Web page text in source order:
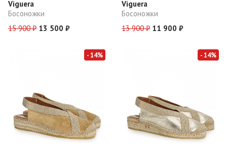
Viguera
Босоножки
15 900 ₽ 13 500 ₽
Viguera
Босоножки
13 900 ₽ 11 900 ₽
- 14% - 14%